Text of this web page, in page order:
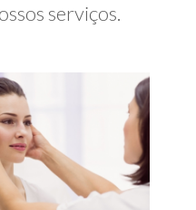
serviços.